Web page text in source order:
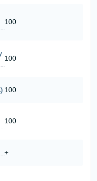
100
100
100
100
+